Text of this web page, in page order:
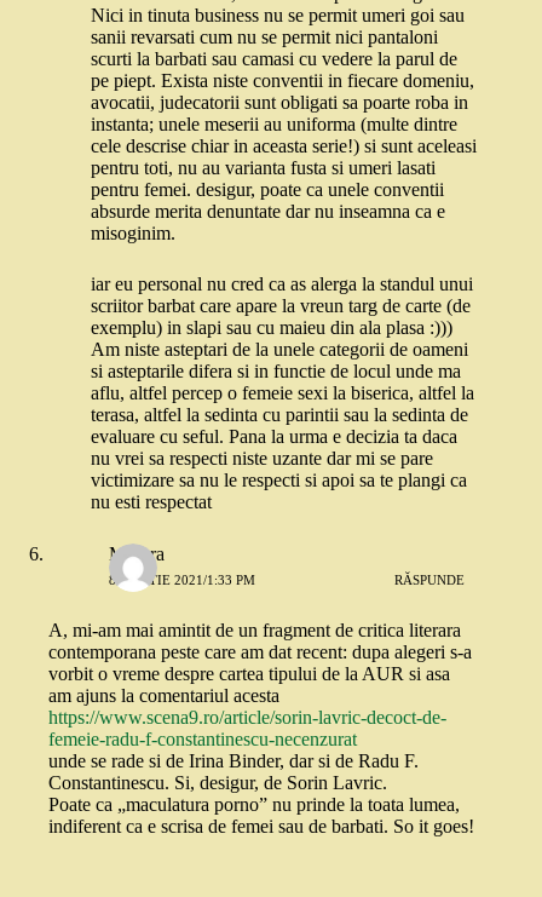
Nici in tinuta business nu se permit umeri goi sau
sanii revarsati cum nu se permit nici pantaloni
scurti la barbati sau camasi cu vedere la parul de
pe piept. Exista niste conventii in fiecare domeniu,
avocatii, judecatorii sunt obligati sa poarte roba in
instanta; unele meserii au uniforma (multe dintre
cele descrise chiar in aceasta serie!) si sunt aceleasi
pentru toti, nu au varianta fusta si umeri lasati
pentru femei. desigur, poate ca unele conventii
absurde merita denuntate dar nu inseamna ca e
misoginim.
iar eu personal nu cred ca as alerga la standul unui
scriitor barbat care apare la vreun targ de carte (de
exemplu) in slapi sau cu maieu din ala plasa :)))
Am niste asteptari de la unele categorii de oameni
si asteptarile difera si in functie de locul unde ma
aflu, altfel percep o femeie sexi la biserica, altfel la
terasa, altfel la sedinta cu parintii sau la sedinta de
evaluare cu seful. Pana la urma e decizia ta daca
nu vrei sa respecti niste uzante dar mi se pare
victimizare sa nu le respecti si apoi sa te plangi ca
nu esti respectat
Morera
8 MARTIE 2021/1:33 PM RĂSPUNDE
A, mi-am mai amintit de un fragment de critica literara
contemporana peste care am dat recent: dupa alegeri s-a
vorbit o vreme despre cartea tipului de la AUR si asa
am ajuns la comentariul acesta
https://www.scena9.ro/article/sorin-lavric-decoct-de-
femeie-radu-f-constantinescu-necenzurat
unde se rade si de Irina Binder, dar si de Radu F.
Constantinescu. Si, desigur, de Sorin Lavric.
Poate ca „maculatura porno” nu prinde la toata lumea,
indiferent ca e scrisa de femei sau de barbati. So it goes!